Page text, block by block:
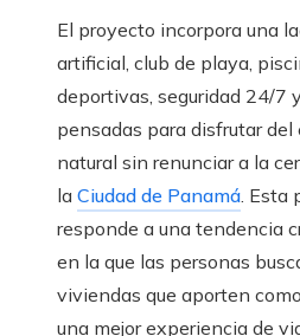
El proyecto incorpora una
artificial, club de playa,
deportivas, seguridad 24/7
pensadas para disfrutar del
natural sin renunciar a la
la Ciudad de Panamá. Esta
responde a una tendencia
en la que las personas
viviendas que aporten
una mejor experiencia de